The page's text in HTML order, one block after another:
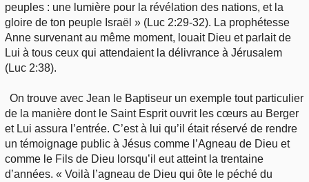
peuples : une lumière pour la révélation des nations, et la
gloire de ton peuple Israël » (Luc 2:29-32). La prophétesse
Anne survenant au même moment, louait Dieu et parlait de
Lui à tous ceux qui attendaient la délivrance à Jérusalem
(Luc 2:38).
On trouve avec Jean le Baptiseur un exemple tout particulier
de la manière dont le Saint Esprit ouvrit les cœurs au Berger
et Lui assura l’entrée. C’est à lui qu’il était réservé de rendre
un témoignage public à Jésus comme l’Agneau de Dieu et
comme le Fils de Dieu lorsqu’il eut atteint la trentaine
d’années. « Voilà l’agneau de Dieu qui ôte le péché du